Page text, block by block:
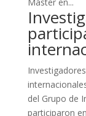
del Grupo de
participaron